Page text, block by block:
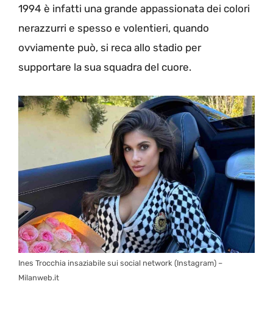
1994 è infatti una grande appassionata dei colori
nerazzurri e spesso e volentieri, quando
ovviamente può, si reca allo stadio per
supportare la sua squadra del cuore.
Ines Trocchia insaziabile sui social network (Instagram) –
Milanweb.it